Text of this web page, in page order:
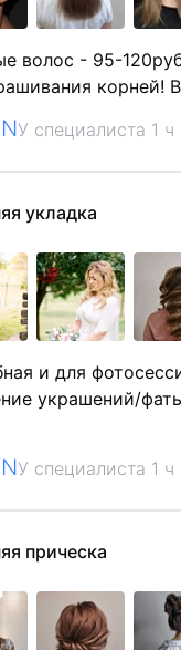
волос - 95-
корней!
У специалиста 1
укладка
и для
украшений/
У специалиста 1
прическа